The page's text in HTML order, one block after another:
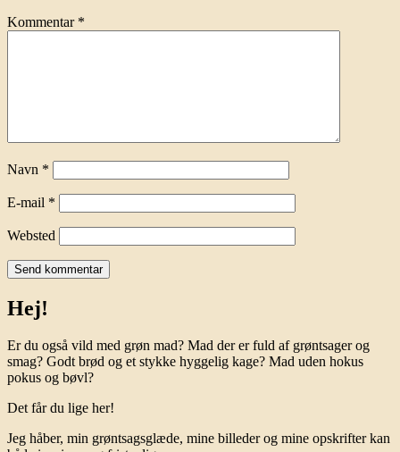
Kommentar *
Navn *
E-mail *
Websted
Hej!
Er du også vild med grøn mad? Mad der er fuld af grøntsager og
smag? Godt brød og et stykke hyggelig kage? Mad uden hokus
pokus og bøvl?
Det får du lige her!
Jeg håber, min grøntsagsglæde, mine billeder og mine opskrifter kan